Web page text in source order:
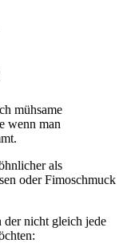
mühsame
wenn man
als
oder Fimoschmuck
der nicht gleich jede